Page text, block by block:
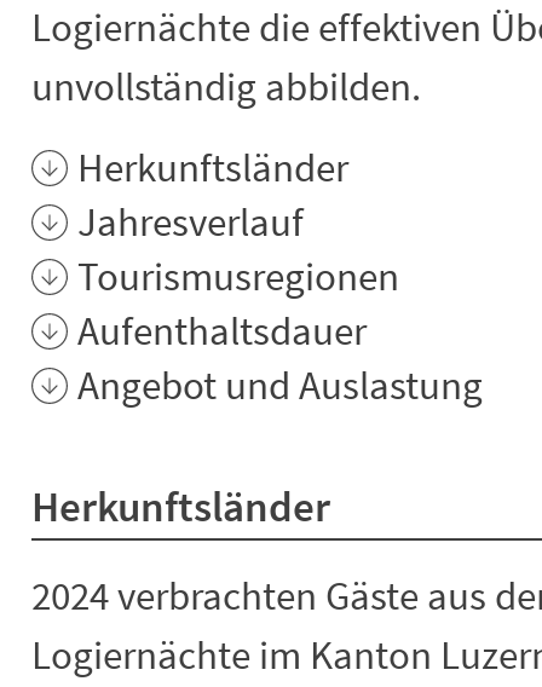
Logiernächte die effektiven
unvollständig abbilden.
Herkunftsländer
Jahresverlauf
Tourismusregionen
Aufenthaltsdauer
Angebot und Auslastung
Herkunftsländer
2024 verbrachten Gäste aus
Logiernächte im Kanton